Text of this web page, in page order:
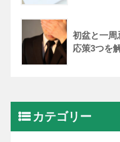
初盆と一周
応策3つを
カテゴリー